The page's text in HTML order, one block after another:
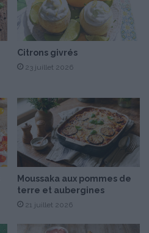
Citrons givrés
23 juillet 2026
Moussaka aux pommes de
terre et aubergines
21 juillet 2026